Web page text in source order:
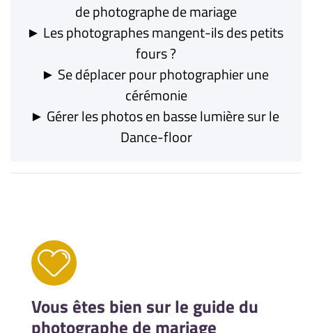
de photographe de mariage
► Les photographes mangent-ils des petits
fours ?
► Se déplacer pour photographier une
cérémonie
► Gérer les photos en basse lumière sur le
Dance-floor
Vous êtes bien surle guide du
photographe de mariage